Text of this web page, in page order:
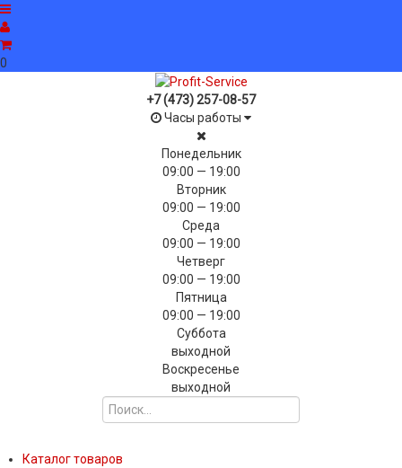
0
+7 (473) 257-08-57
Часы работы
Понедельник
09:00 — 19:00
Вторник
09:00 — 19:00
Среда
09:00 — 19:00
Четверг
09:00 — 19:00
Пятница
09:00 — 19:00
Суббота
выходной
Воскресенье
выходной
Каталог товаров